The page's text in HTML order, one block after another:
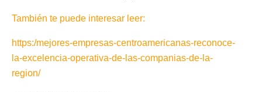
También te puede interesar leer:
https:/mejores-empresas-centroamericanas-reconoce-
la-excelencia-operativa-de-las-companias-de-la-
region/